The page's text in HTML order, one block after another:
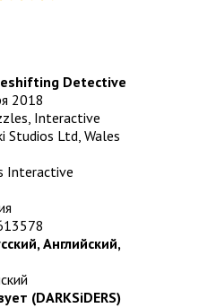
Detective
2018
Interactive
Studios Ltd, Wales
Interactive
Английский,
(DARKSiDERS)